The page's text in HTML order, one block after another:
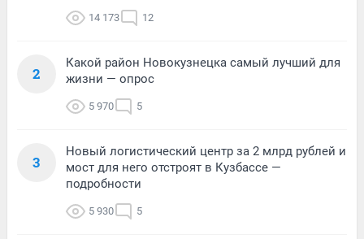
14 173 12
2
Какой район Новокузнецка самый лучший для
жизни — опрос
5 970 5
3
Новый логистический центр за 2 млрд рублей и
мост для него отстроят в Кузбассе —
подробности
5 930 5